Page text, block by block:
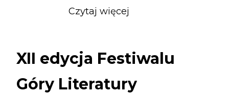
Czytaj więcej
Festiwalu
Góry
XII edycja Festiwalu
Góry Literatury